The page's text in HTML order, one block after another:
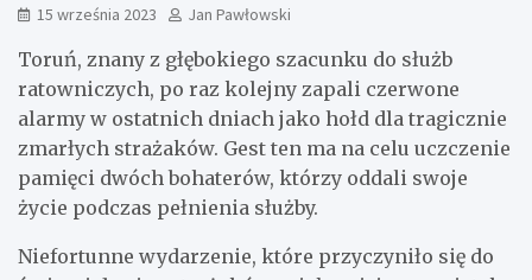
15 września 2023 Jan Pawłowski
Toruń, znany z głębokiego szacunku do służb
ratowniczych, po raz kolejny zapali czerwone
alarmy w ostatnich dniach jako hołd dla tragicznie
zmarłych strażaków. Gest ten ma na celu uczczenie
pamięci dwóch bohaterów, którzy oddali swoje
życie podczas pełnienia służby.
Niefortunne wydarzenie, które przyczyniło się do